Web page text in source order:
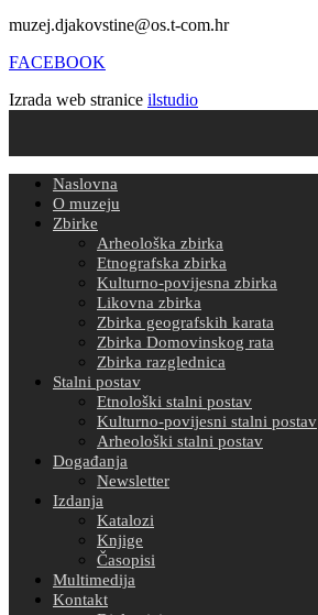
muzej.djakovstine@os.t-com.hr
FACEBOOK
Izrada web stranice ilstudio
Naslovna
O muzeju
Zbirke
Arheološka zbirka
Etnografska zbirka
Kulturno-povijesna zbirka
Likovna zbirka
Zbirka geografskih karata
Zbirka Domovinskog rata
Zbirka razglednica
Stalni postav
Etnološki stalni postav
Kulturno-povijesni stalni postav
Arheološki stalni postav
Događanja
Newsletter
Izdanja
Katalozi
Knjige
Časopisi
Multimedija
Kontakt